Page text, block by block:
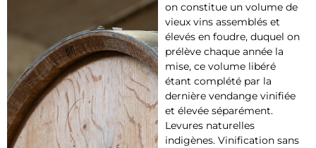
on constitue un volume de
vieux vins assemblés et
élevés en foudre, duquel on
prélève chaque année la
mise, ce volume libéré
étant complété par la
dernière vendange vinifiée
et élevée séparément.
Levures naturelles
indigènes. Vinification sans